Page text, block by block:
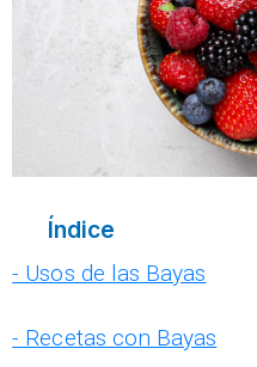
Índice
- Usos de las Bayas
- Recetas con Bayas